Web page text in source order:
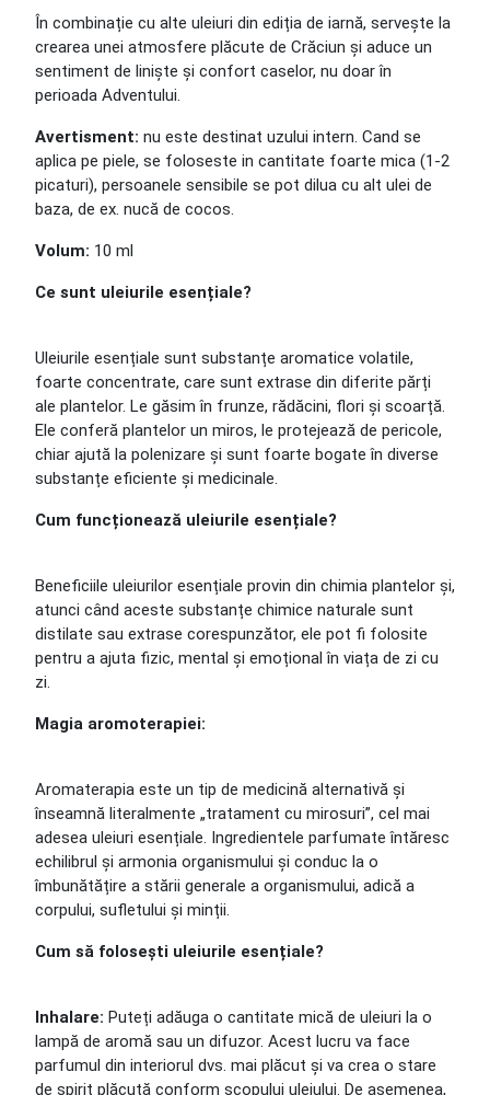
În combinație cu alte uleiuri din ediția de iarnă, servește la
crearea unei atmosfere plăcute de Crăciun și aduce un
sentiment de liniște și confort caselor, nu doar în
perioada Adventului.
Avertisment: nu este destinat uzului intern. Cand se
aplica pe piele, se foloseste in cantitate foarte mica (1-2
picaturi), persoanele sensibile se pot dilua cu alt ulei de
baza, de ex. nucă de cocos.
Volum: 10 ml
Ce sunt uleiurile esențiale?
Uleiurile esențiale sunt substanțe aromatice volatile,
foarte concentrate, care sunt extrase din diferite părți
ale plantelor. Le găsim în frunze, rădăcini, flori și scoarță.
Ele conferă plantelor un miros, le protejează de pericole,
chiar ajută la polenizare și sunt foarte bogate în diverse
substanțe eficiente și medicinale.
Cum funcționează uleiurile esențiale?
Beneficiile uleiurilor esențiale provin din chimia plantelor și,
atunci când aceste substanțe chimice naturale sunt
distilate sau extrase corespunzător, ele pot fi folosite
pentru a ajuta fizic, mental și emoțional în viața de zi cu
zi.
Magia aromoterapiei:
Aromaterapia este un tip de medicină alternativă și
înseamnă literalmente „tratament cu mirosuri”, cel mai
adesea uleiuri esențiale. Ingredientele parfumate întăresc
echilibrul și armonia organismului și conduc la o
îmbunătățire a stării generale a organismului, adică a
corpului, sufletului și minții.
Cum să folosești uleiurile esențiale?
Inhalare: Puteți adăuga o cantitate mică de uleiuri la o
lampă de aromă sau un difuzor. Acest lucru va face
parfumul din interiorul dvs. mai plăcut și va crea o stare
de spirit plăcută conform scopului uleiului. De asemenea,